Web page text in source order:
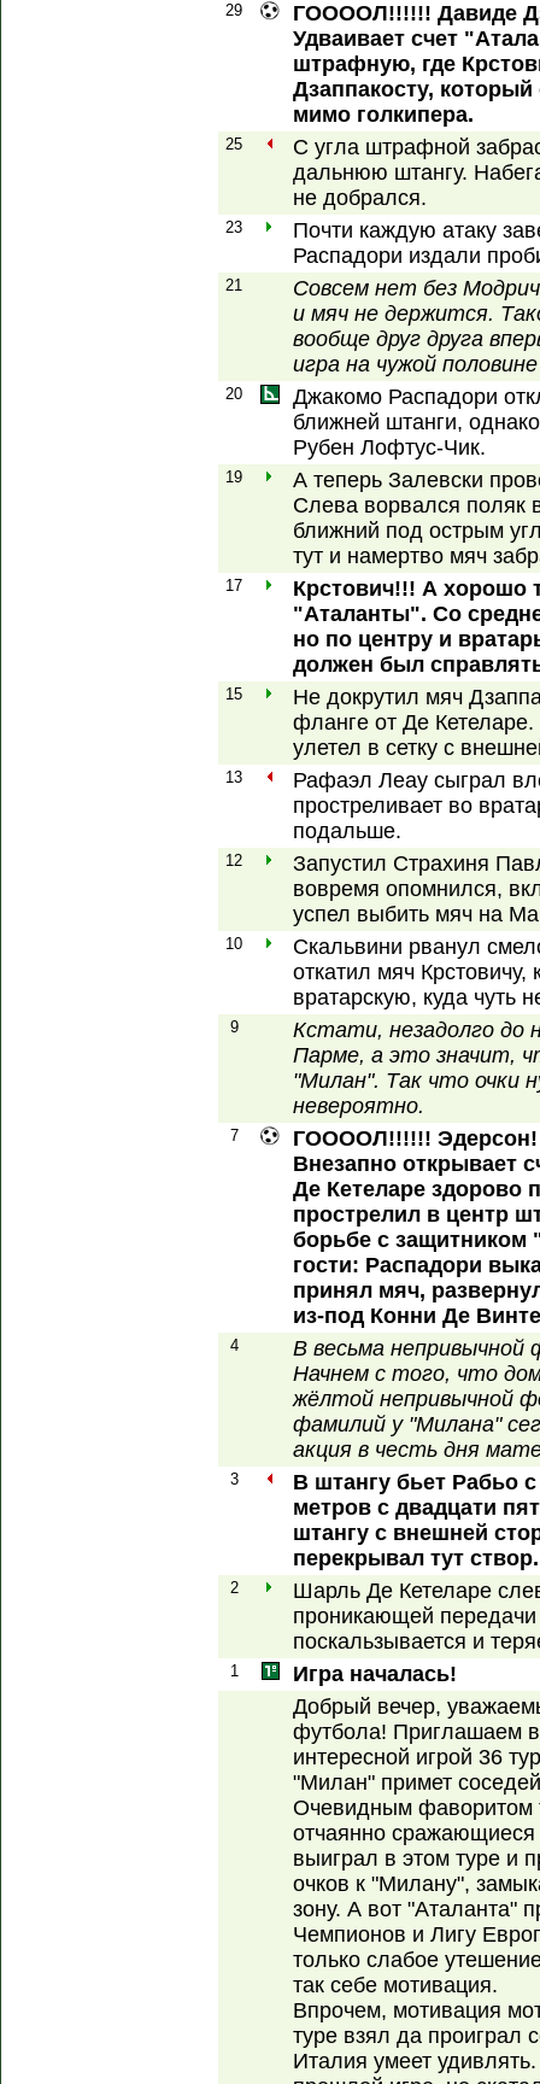
29
ГООООЛ!!!!!! Давиде
Удваивает счет
штрафную, где
Дзаппакосту,
мимо голкипера.
25
С угла штрафной
дальнюю штангу.
не добрался.
23
Почти каждую атаку
Распадори издали
21
Совсем нет без
и мяч не держится.
вообще друг друга
игра на чужой
20
Джакомо Распадори
ближней штанги,
Рубен Лофтус-Чик.
19
А теперь Залевски
Слева ворвался
ближний под острым
тут и намертво мяч
17
Крстович!!! А хорошо
"Аталанты". Со
но по центру и
должен был
15
Не докрутил мяч
фланге от Де
улетел в сетку с
13
Рафаэл Леау сыграл
простреливает во
подальше.
12
Запустил Страхиня
вовремя опомнился,
успел выбить мяч на
10
Скальвини рванул
откатил мяч
вратарскую, куда чуть
9
Кстати, незадолго до
Парме, а это значит,
"Милан". Так что очки
невероятно.
7
ГООООЛ!!!!!! Эдерсон!
Внезапно открывает
Де Кетеларе здорово
прострелил в центр
борьбе с защитником
гости: Распадори
принял мяч,
из-под Конни Де
4
В весьма непривычной
Начнем с того, что
жёлтой непривычной
фамилий у "Милана"
акция в честь дня
3
В штангу бьет Рабьо
метров с двадцати
штангу с внешней
перекрывал тут створ.
2
Шарль Де Кетеларе
проникающей
поскальзывается и
1
Игра началась!
Добрый вечер,
футбола! Приглашаем
интересной игрой 36
"Милан" примет
Очевидным фаворитом
отчаянно сражающиеся
выиграл в этом туре и
очков к "Милану",
зону. А вот "Аталанта"
Чемпионов и Лигу
только слабое
так себе мотивация.
Впрочем, мотивация
туре взял да проиграл
Италия умеет